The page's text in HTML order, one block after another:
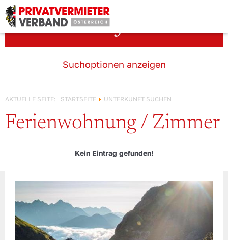
Unterkunft suchen
Suchoptionen anzeigen
AKTUELLE SEITE: STARTSEITE UNTERKUNFT SUCHEN
Ferienwohnung / Zimmer
Kein Eintrag gefunden!